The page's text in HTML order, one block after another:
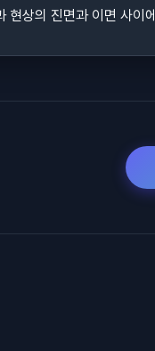
상의 진면과 이면 사이